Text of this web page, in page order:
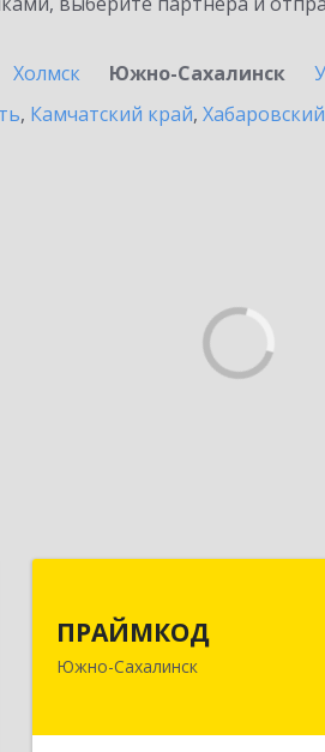
Холмск Южно-Сахалинск
, Камчатский край,
ПРАЙМКОД
Южно-Сахалинск
693020, Сахалинская
Южно-Сахалинск, Южно-